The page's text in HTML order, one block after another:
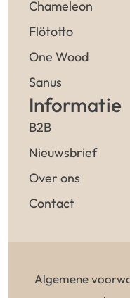
Chameleon
Flötotto
One Wood
Sanus
Informatie
B2B
Nieuwsbrief
Over ons
Contact
Algemene